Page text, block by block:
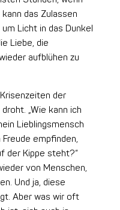
das Zulassen
Licht in das Dunkel
Liebe, die
aufblühen zu
der
„Wie kann ich
Lieblingsmensch
empfinden,
der Kippe steht?“
von Menschen,
Und ja, diese
Aber was wir oft